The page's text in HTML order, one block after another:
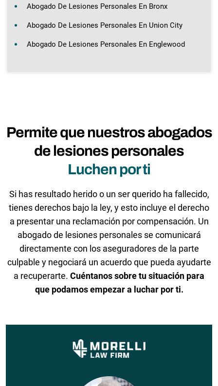
Abogado De Lesiones Personales En Bronx
Abogado De Lesiones Personales En Union City
Abogado De Lesiones Personales En Englewood
Permite que nuestros abogados
de lesiones personales
Luchen por ti
Si has resultado herido o un ser querido ha fallecido,
tienes derechos bajo la ley, y esto incluye el derecho
a presentar una reclamación por compensación. Un
abogado de lesiones personales se comunicará
directamente con los aseguradores de la parte
culpable y negociará un acuerdo que pueda ayudarte
a recuperarte. Cuéntanos sobre tu situación para
que podamos empezar a luchar por ti.